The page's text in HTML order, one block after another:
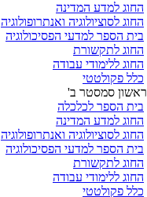
החוג למדע המדינה
החוג לסוציולוגיה ואנתרופולוגיה
בית הספר למדעי הפסיכולוגיה
החוג לתקשורת
החוג ללימודי עבודה
כלל פקולטטי
סמסטר ב'
בית הספר לכלכלה
החוג למדע המדינה
החוג לסוציולוגיה ואנתרופולוגיה
בית הספר למדעי הפסיכולוגיה
החוג לתקשורת
החוג ללימודי עבודה
כלל פקולטטי